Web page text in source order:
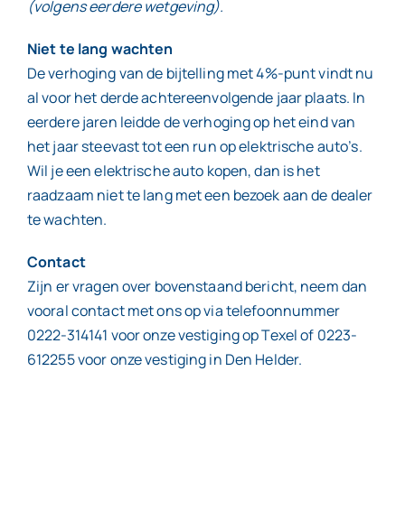
(volgens eerdere wetgeving).
Niet te lang wachten
De verhoging van de bijtelling met 4%-punt vindt nu
al voor het derde achtereenvolgende jaar plaats. In
eerdere jaren leidde de verhoging op het eind van
het jaar steevast tot een run op elektrische auto’s.
Wil je een elektrische auto kopen, dan is het
raadzaam niet te lang met een bezoek aan de dealer
te wachten.
Contact
Zijn er vragen over bovenstaand bericht, neem dan
vooral contact met ons op via telefoonnummer
0222-314141 voor onze vestiging op Texel of 0223-
612255 voor onze vestiging in Den Helder.